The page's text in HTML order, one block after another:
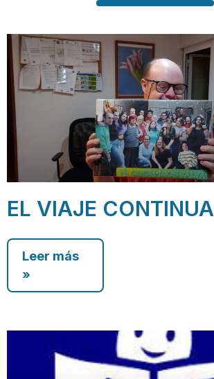
EL VIAJE CONTINUA
Leer más
»